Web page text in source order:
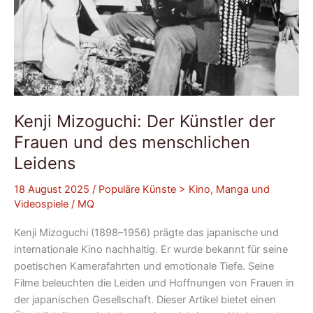
Kenji Mizoguchi: Der Künstler der
Frauen und des menschlichen
Leidens
18 August 2025 / Populäre Künste > Kino, Manga und
Videospiele / MQ
Kenji Mizoguchi (1898–1956) prägte das japanische und
internationale Kino nachhaltig. Er wurde bekannt für seine
poetischen Kamerafahrten und emotionale Tiefe. Seine
Filme beleuchten die Leiden und Hoffnungen von Frauen in
der japanischen Gesellschaft. Dieser Artikel bietet einen